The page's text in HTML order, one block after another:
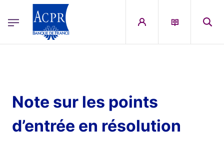
ACPR Menu Principal (French)
Note sur les points
d’entrée en résolution